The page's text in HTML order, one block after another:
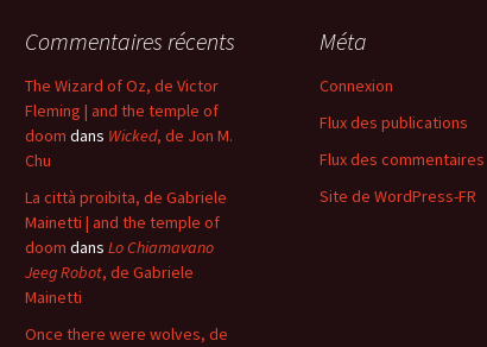
Commentaires récents
The Wizard of Oz, de Victor
Fleming | and the temple of
doom dans Wicked, de Jon M.
Chu
La città proibita, de Gabriele
Mainetti | and the temple of
doom dans Lo Chiamavano
Jeeg Robot, de Gabriele
Mainetti
Once there were wolves, de
Méta
Connexion
Flux des publications
Flux des commentaires
Site de WordPress-FR